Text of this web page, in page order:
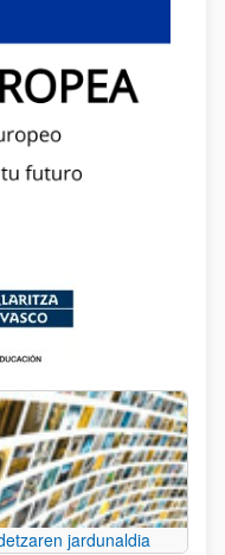
jardunaldia